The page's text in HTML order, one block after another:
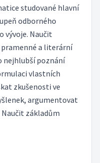
studované hlavní
odborného
vývoje. Naučit
a literární
nejhlubší poznání
vlastních
zkušenosti ve
argumentovat
Naučit základům